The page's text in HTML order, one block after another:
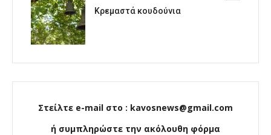
Κρεμαστά κουδούνια
Στείλτε e-mail στο : kavosnews@gmail.com
ή συμπληρώστε την ακόλουθη φόρμα